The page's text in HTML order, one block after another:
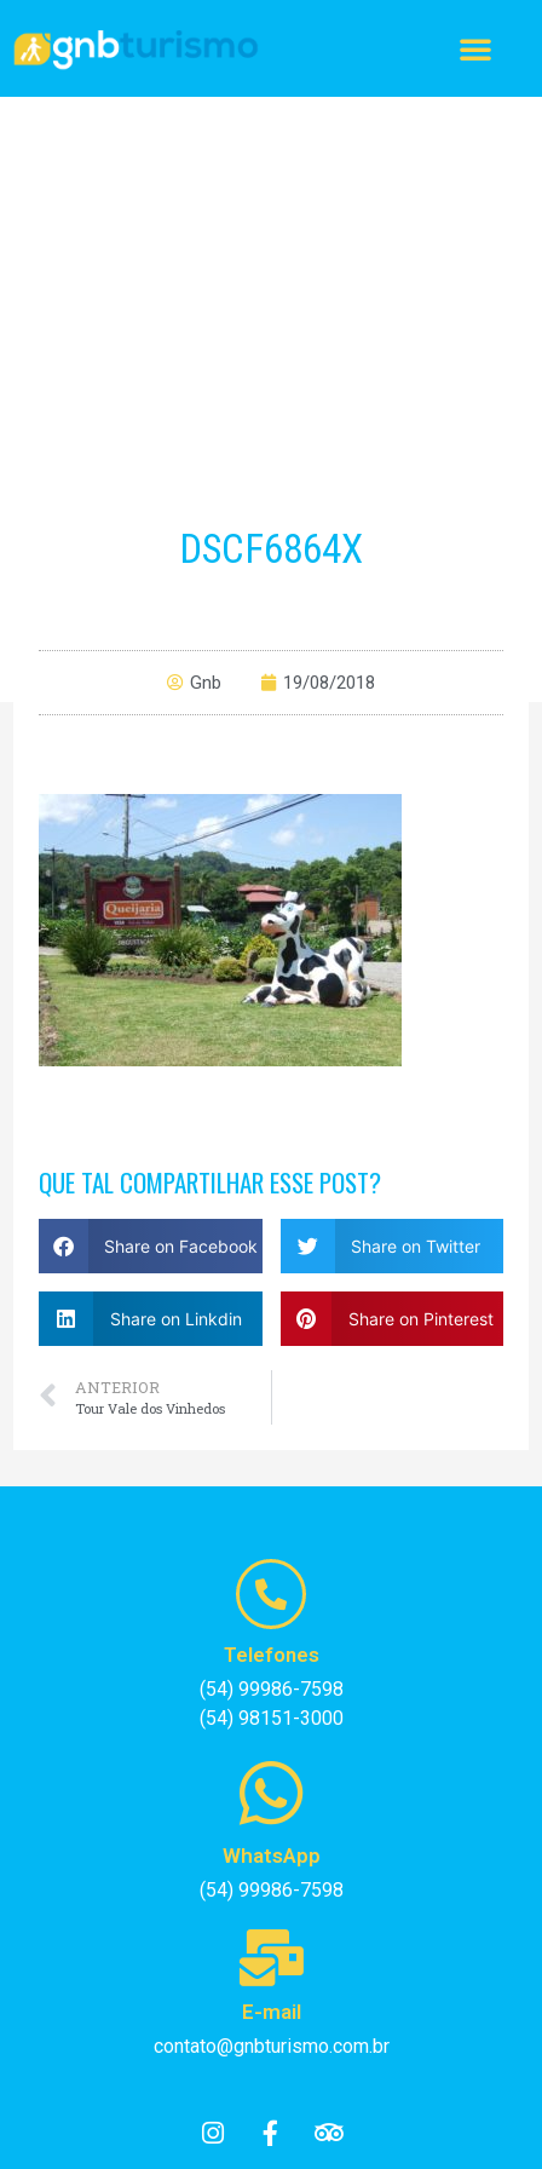
DSCF6864X
Gnb 19/08/2018
QUE TAL COMPARTILHAR ESSE POST?
Share on Facebook Share on Twitter
Share on Linkdin Share on Pinterest
ANTERIOR
Tour Vale dos Vinhedos
Telefones
(54) 99986-7598
(54) 98151-3000
WhatsApp
(54) 99986-7598
E-mail
contato@gnbturismo.com.br